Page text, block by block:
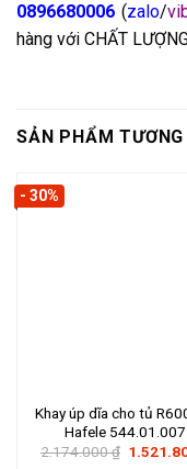
0896680006 (zalo/
hàng với CHẤT
SẢN PHẨM
- 30%
Khay úp dĩa cho tủ
Hafele 544.01.007
2.174.000₫ Giá